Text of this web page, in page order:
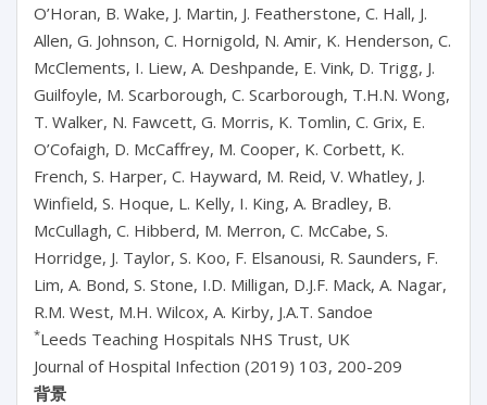
O’Horan, B. Wake, J. Martin, J. Featherstone, C. Hall, J.
Allen, G. Johnson, C. Hornigold, N. Amir, K. Henderson, C.
McClements, I. Liew, A. Deshpande, E. Vink, D. Trigg, J.
Guilfoyle, M. Scarborough, C. Scarborough, T.H.N. Wong,
T. Walker, N. Fawcett, G. Morris, K. Tomlin, C. Grix, E.
O’Cofaigh, D. McCaffrey, M. Cooper, K. Corbett, K.
French, S. Harper, C. Hayward, M. Reid, V. Whatley, J.
Winfield, S. Hoque, L. Kelly, I. King, A. Bradley, B.
McCullagh, C. Hibberd, M. Merron, C. McCabe, S.
Horridge, J. Taylor, S. Koo, F. Elsanousi, R. Saunders, F.
Lim, A. Bond, S. Stone, I.D. Milligan, D.J.F. Mack, A. Nagar,
R.M. West, M.H. Wilcox, A. Kirby, J.A.T. Sandoe
*Leeds Teaching Hospitals NHS Trust, UK
Journal of Hospital Infection (2019) 103, 200-209
背景